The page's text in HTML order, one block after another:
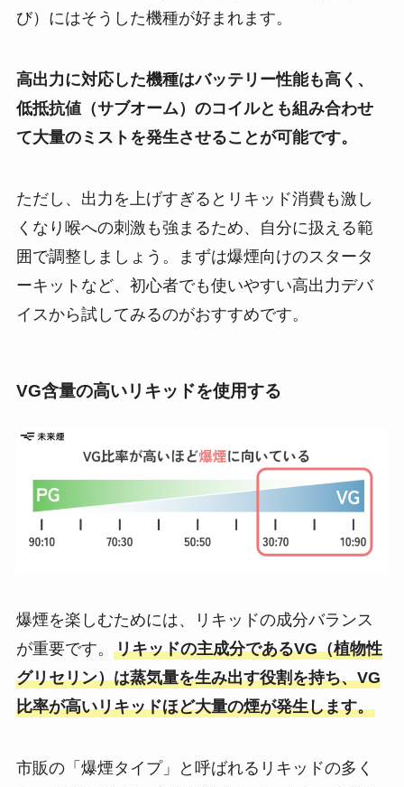
び）にはそうした機種が好まれます。
高出力に対応した機種はバッテリー性能も高く、
低抵抗値（サブオーム）のコイルとも組み合わせ
て大量のミストを発生させることが可能です。
ただし、出力を上げすぎるとリキッド消費も激し
くなり喉への刺激も強まるため、自分に扱える範
囲で調整しましょう。まずは爆煙向けのスタータ
ーキットなど、初心者でも使いやすい高出力デバ
イスから試してみるのがおすすめです。
VG含量の高いリキッドを使用する
爆煙を楽しむためには、リキッドの成分バランス
が重要です。 リキッドの主成分であるVG（植物性
グリセリン）は蒸気量を生み出す役割を持ち、VG
比率が高いリキッドほど大量の煙が発生します。
市販の「爆煙タイプ」と呼ばれるリキッドの多く